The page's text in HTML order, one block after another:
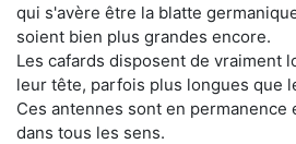
qui s'avère être la blatte
soient bien plus grandes encore.
Les cafards disposent de vraiment
leur tête, parfois plus longues que
Ces antennes sont en permanence
dans tous les sens.